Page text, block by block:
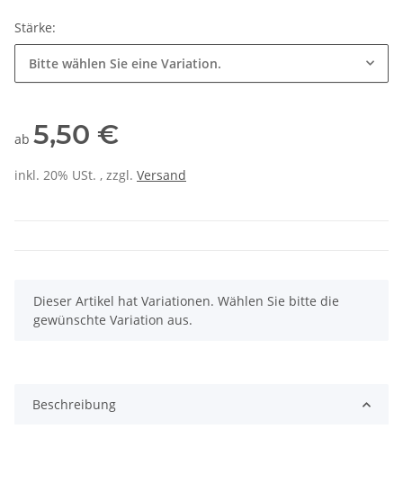
Stärke:
Bitte wählen Sie eine Variation.
ab 5,50 €
inkl. 20% USt. , zzgl. Versand
x
Dieser Artikel hat Variationen. Wählen Sie bitte die
gewünschte Variation aus.
Beschreibung